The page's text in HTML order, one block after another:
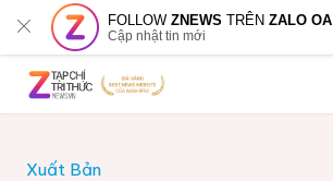
FOLLOWZNEWS TRÊNZALO OA
Cập nhật tin mới
Xuất Bản